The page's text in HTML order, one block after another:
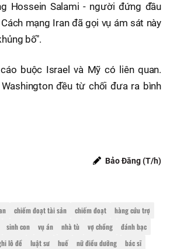
Hossein Salami - người đứng đầu
mạng Iran đã gọi vụ ám sát này
bố".
buộc Israel và Mỹ có liên quan.
đều từ chối đưa ra bình
Bảo Đăng (T/h)
chiếm đoạt tài sản chiếm đoạt
hàng cứu trợ
sinh con vụ án nhà tù vợ chồng
đánh bạc
lô đề luật sư huế nữ điều dưỡng
bác sĩ